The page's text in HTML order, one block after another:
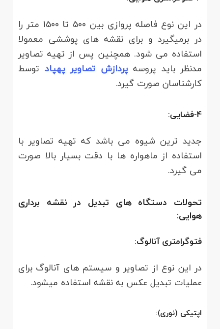
در این نوع فاصله پروازی بین 500 تا 1500 متر را
در برمیگیرد و برای نقشه های پوششی معمولا
استفاده می شود. همچنین پس از تهیه تصاویر
مدنظر باید پروسهپردازش تصاویر پهپاد توسط
کارشناسان صورت گیرد.
4-فضایی:
جدید ترین شیوه می باشد که تهیه تصاویر با
استفاده از ماهواره ها با دقت بسیار بالا صورت
می گیرد.
تحولات دستگاه­ های تبدیل در نقشه برداری
هوایی:
فتوگرامتری آنالوگ:
در این نوع از تصاویر و سیستم های آنالوگ برای
عملیات تبدیل عکس به نقشه استفاده میشود.
اپتیکی (نوری):